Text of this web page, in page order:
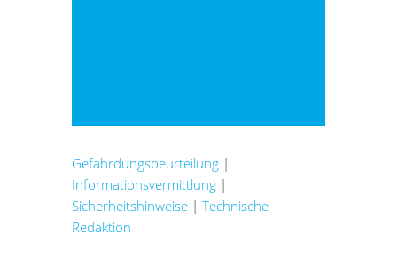
Gefährdungsbeurteilung|
Informationsvermittlung|
Sicherheitshinweise| Technische
Redaktion